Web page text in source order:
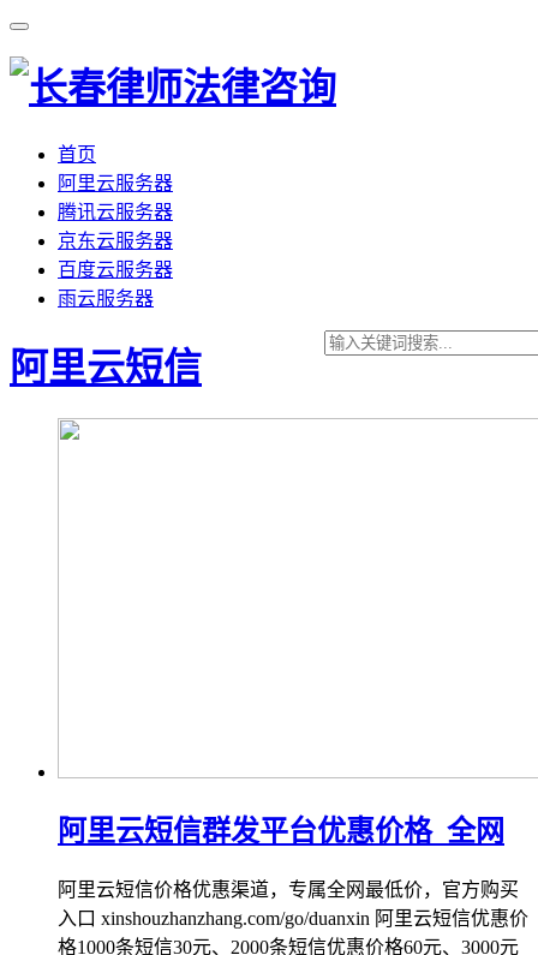
首页
阿里云服务器
腾讯云服务器
京东云服务器
百度云服务器
雨云服务器
阿里云短信
阿里云短信群发平台优惠价格_全网
阿里云短信价格优惠渠道，专属全网最低价，官方购买
入口 xinshouzhanzhang.com/go/duanxin 阿里云短信优惠价
格1000条短信30元、2000条短信优惠价格60元、3000元